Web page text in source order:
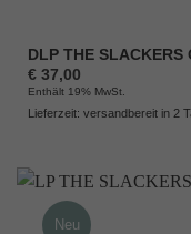
DLP THE
€37,00
Enthält 19% MwSt.
Lieferzeit: versandbereit in 2
Neu